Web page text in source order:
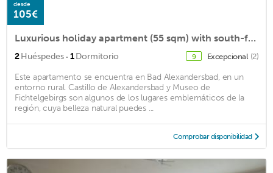
desde
105€
Luxurious holiday apartment (55 sqm) with south-facing balcony and bio-ethanol fireplace
2Huéspedes · 1Dormitorio 9 Excepcional (2)
Este apartamento se encuentra en Bad Alexandersbad, en un
entorno rural. Castillo de Alexandersbad y Museo de
Fichtelgebirgs son algunos de los lugares emblemáticos de la
región, cuya belleza natural puedes ...
Comprobar disponibilidad